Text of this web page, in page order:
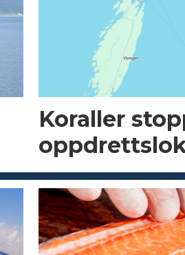
Koraller